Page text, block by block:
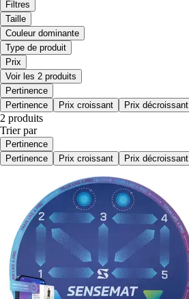
Filtres
Taille
Couleur dominante
Type de produit
Prix
Voir les 2 produits
Pertinence
Pertinence
Prix croissant Prix décroissant
2 produits
Trier par
Pertinence
Pertinence
Prix croissant Prix décroissant